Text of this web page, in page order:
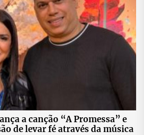
a canção “A Promessa” e
de levar fé através da música